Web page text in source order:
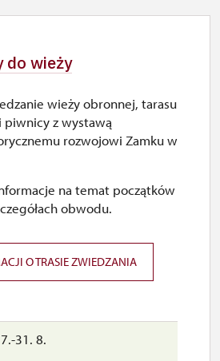
10.-1. 11.
– 15.00
31. 12.
do wieży
31. 8.
wieży obronnej, tarasu
piwnicy z wystawą
rozwojowi Zamku w
na temat początków
obwodu.
O TRASIE ZWIEDZANIA